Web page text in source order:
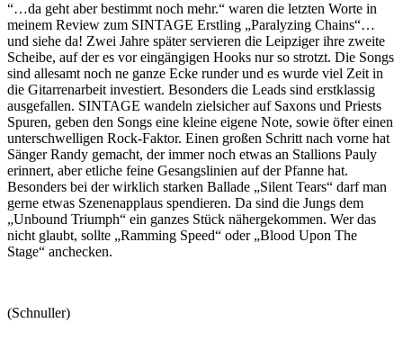
“…da geht aber bestimmt noch mehr.“ waren die letzten Worte in
meinem Review zum SINTAGE Erstling „Paralyzing Chains“…
und siehe da! Zwei Jahre später servieren die Leipziger ihre zweite
Scheibe, auf der es vor eingängigen Hooks nur so strotzt. Die Songs
sind allesamt noch ne ganze Ecke runder und es wurde viel Zeit in
die Gitarrenarbeit investiert. Besonders die Leads sind erstklassig
ausgefallen. SINTAGE wandeln zielsicher auf Saxons und Priests
Spuren, geben den Songs eine kleine eigene Note, sowie öfter einen
unterschwelligen Rock-Faktor. Einen großen Schritt nach vorne hat
Sänger Randy gemacht, der immer noch etwas an Stallions Pauly
erinnert, aber etliche feine Gesangslinien auf der Pfanne hat.
Besonders bei der wirklich starken Ballade „Silent Tears“ darf man
gerne etwas Szenenapplaus spendieren. Da sind die Jungs dem
„Unbound Triumph“ ein ganzes Stück nähergekommen. Wer das
nicht glaubt, sollte „Ramming Speed“ oder „Blood Upon The
Stage“ anchecken.
(Schnuller)